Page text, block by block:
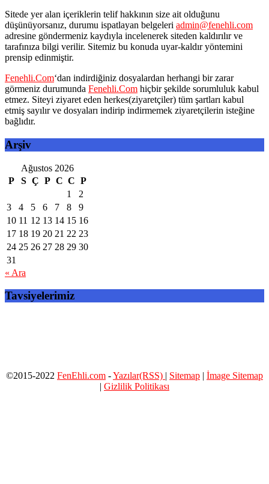
Sitede yer alan içeriklerin telif hakkının size ait olduğunu
düşünüyorsanız, durumu ispatlayan belgeleri admin@fenehli.com
adresine göndermeniz kaydıyla incelenerek siteden kaldırılır ve
tarafınıza bilgi verilir. Sitemiz bu konuda uyar-kaldır yöntemini
prensip edinmiştir.
Fenehli.Com‘dan indirdiğiniz dosyalardan herhangi bir zarar
görmeniz durumunda Fenehli.Com hiçbir şekilde sorumluluk kabul
etmez. Siteyi ziyaret eden herkes(ziyaretçiler) tüm şartları kabul
etmiş sayılır ve dosyaları indirip indirmemek ziyaretçilerin isteğine
bağlıdır.
Arşiv
Ağustos 2026
P
S Ç P C C P
1
2
3
4 5 6 7 8
9
10 11 12 13 14 15 16
17 18 19 20 21 22 23
24 25 26 27 28 29 30
31
« Ara
Tavsiyelerimiz
©2015-2022 FenEhli.com -Yazılar(RSS) | Sitemap | İmage Sitemap
| Gizlilik Politikası